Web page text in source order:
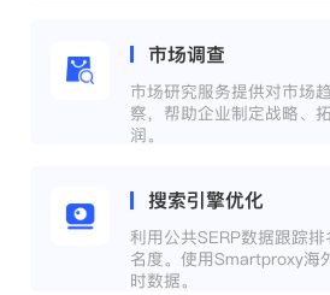
市场调查
市场研究服务提供对市场
察，帮助企业制定战略、
润。
搜索引擎优化
利用公共SERP数据跟踪
名度。使用Smartproxy海
时数据。